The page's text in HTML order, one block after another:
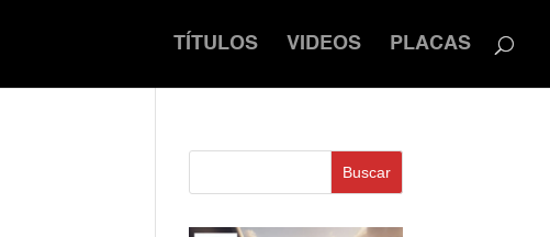
TÍTULOS VIDEOS PLACAS
Buscar